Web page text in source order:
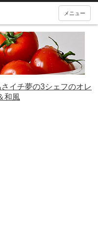
メニュー
イチ夢の3シェフのオレ
和風